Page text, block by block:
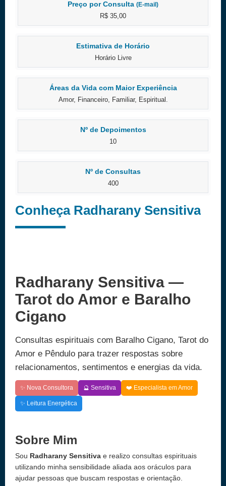
Preço por Consulta (E-mail)
R$ 35,00
Estimativa de Horário
Horário Livre
Áreas da Vida com Maior Experiência
Amor, Financeiro, Familiar, Espiritual.
Nº de Depoimentos
10
Nº de Consultas
400
Conheça Radharany Sensitiva
Radharany Sensitiva —
Tarot do Amor e Baralho
Cigano
Consultas espirituais com Baralho Cigano, Tarot do
Amor e Pêndulo para trazer respostas sobre
relacionamentos, sentimentos e energias da vida.
✨ Nova Consultora 🔮 Sensitiva ❤️ Especialista em Amor
✨ Leitura Energética
Sobre Mim
Sou Radharany Sensitiva e realizo consultas espirituais
utilizando minha sensibilidade aliada aos oráculos para
ajudar pessoas que buscam respostas e orientação.